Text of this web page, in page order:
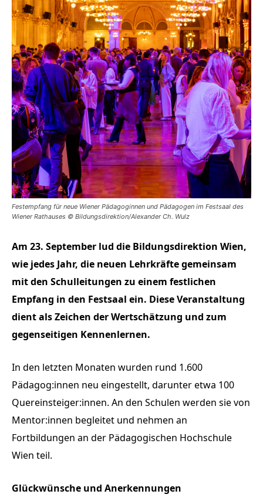
Festempfang für neue Wiener Pädagoginnen und Pädagogen im Festsaal des
Wiener Rathauses © Bildungsdirektion/Alexander Ch. Wulz
Am 23. September lud die Bildungsdirektion Wien,
wie jedes Jahr, die neuen Lehrkräfte gemeinsam
mit den Schulleitungen zu einem festlichen
Empfang in den Festsaal ein. Diese Veranstaltung
dient als Zeichen der Wertschätzung und zum
gegenseitigen Kennenlernen.
In den letzten Monaten wurden rund 1.600
Pädagog:innen neu eingestellt, darunter etwa 100
Quereinsteiger:innen. An den Schulen werden sie von
Mentor:innen begleitet und nehmen an
Fortbildungen an der Pädagogischen Hochschule
Wien teil.
Glückwünsche und Anerkennungen